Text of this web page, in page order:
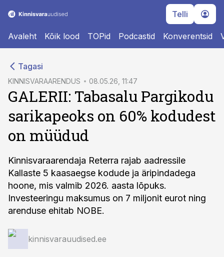
Telli
Avaleht Kõik lood TOPid Podcastid Konverentsid
Tagasi
KINNISVARAARENDUS 08.05.26, 11:47
GALERII: Tabasalu Pargikodu
sarikapeoks on 60% kodudest
on müüdud
Kinnisvaraarendaja Reterra rajab aadressile
Kallaste 5 kaasaegse kodude ja äripindadega
hoone, mis valmib 2026. aasta lõpuks.
Investeeringu maksumus on 7 miljonit eurot ning
arenduse ehitab NOBE.
kinnisvarauudised.ee